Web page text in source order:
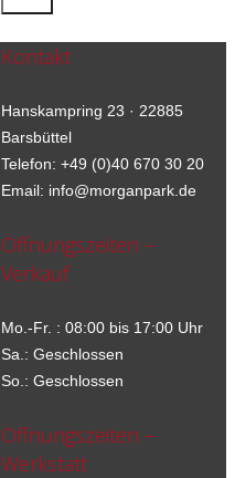
Kontakt
Hanskampring 23 · 22885
Barsbüttel
Telefon: +49 (0)40 670 30 20
Email: info@morganpark.de
Öffnungszeiten –
Verkauf
Mo.-Fr. : 08:00 bis 17:00 Uhr
Sa.: Geschlossen
So.: Geschlossen
Öffnungszeiten –
Werkstatt